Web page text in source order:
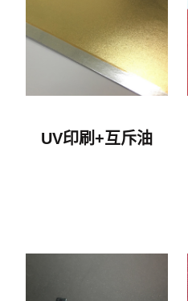
UV印刷+互斥油